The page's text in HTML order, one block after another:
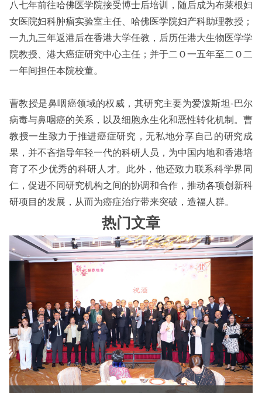
八七年前往哈佛医学院接受博士后培训，随后成为布莱根妇
女医院妇科肿瘤实验室主任、哈佛医学院妇产科助理教授；
一九九三年返港后在香港大学任教，后历任港大生物医学学
院教授、港大癌症研究中心主任；并于二Ｏ一五年至二Ｏ二
一年间担任本院校董。
曹教授是鼻咽癌领域的权威，其研究主要为爱泼斯坦-巴尔
病毒与鼻咽癌的关系，以及细胞永生化和恶性转化机制。曹
教授一生致力于推进癌症研究，无私地分享自己的研究成
果，并不吝指导年轻一代的科研人员，为中国内地和香港培
育了不少优秀的科研人才。此外，他还致力联系科学界同
仁，促进不同研究机构之间的协调和合作，推动各项创新科
研项目的发展，从而为癌症治疗带来突破，造福人群。
热门文章